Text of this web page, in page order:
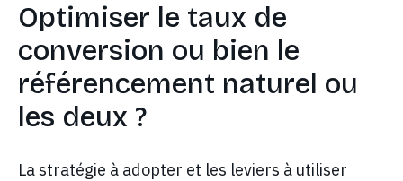
Optimiser le taux de
conversion ou bien le
référencement naturel ou
les deux ?
La stratégie à adopter et les leviers à utiliser